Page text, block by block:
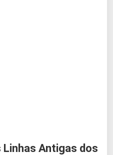
Antigas dos